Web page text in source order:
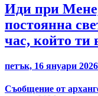
Иди при
постоянна
час, който ти
петък, 16 януари 2026
Съобщение от